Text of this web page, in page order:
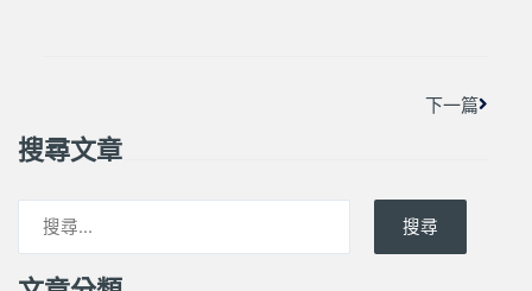
下一篇
搜尋文章
搜尋